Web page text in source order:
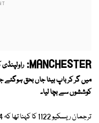
MANCHESTER:
میں گر کر باپ بیٹا جاں بحق ہوگئے
کوششوں سے بچا لیا۔